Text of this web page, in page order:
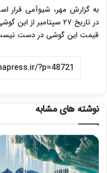
به گزارش مهر، شیوآمی قرار
در تاریخ ۲۷ سپتامبر
قیمت این گوشی در دست
نوشته های مشابه